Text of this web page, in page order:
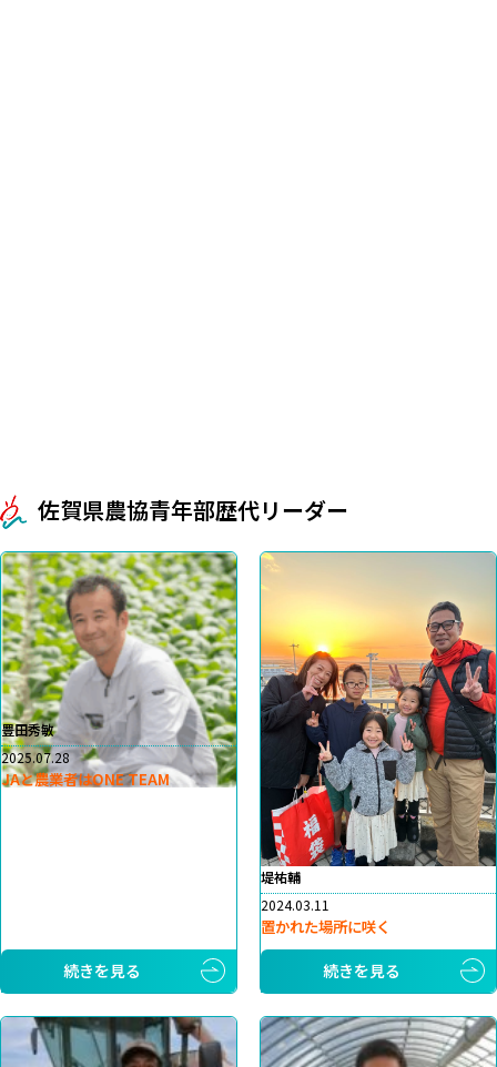
佐賀県農協青年部歴代リーダー
豊田秀敏
2025.07.28
JAと農業者はONE TEAM
続きを見る
堤祐輔
2024.03.11
置かれた場所に咲く
続きを見る